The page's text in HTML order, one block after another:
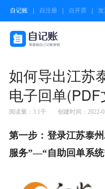
自记账 自注册 自开票
如何导出江苏
电子回单(PDF
阅读量：3.1千 创建时间：2022-
第一步： 登录江苏泰
服务”—“自助回单系